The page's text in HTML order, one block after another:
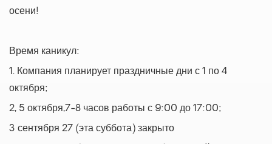
осени!
Время каникул:
1. Компания планирует праздничные дни с 1 по 4
октября;
2, 5 октября,7-8 часов работы с 9:00 до 17:00;
3 сентября 27 (эта суббота) закрыто